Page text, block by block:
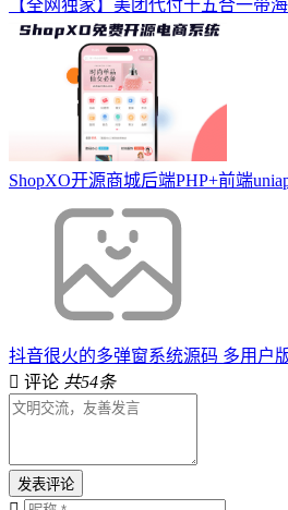
【全网独家】美团代付十五合一带
ShopXO开源商城后端PHP+前端
抖音很火的多弹窗系统源码 多用户
评论 共54条
发表评论